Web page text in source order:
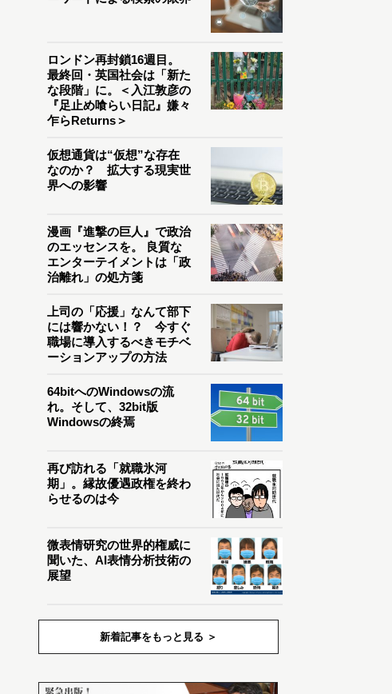
ロンドン再封鎖16週目。
最終回・英国社会は「新た
な段階」に。＜入江敦彦の
『足止め喰らい日記』嫌々
乍らReturns＞
仮想通貨は“仮想”な存在
なのか？ 拡大する現実世
界への影響
漫画『進撃の巨人』で政治
のエッセンスを。 良質な
エンターテイメントは「政
治離れ」の処方箋
上司の「応援」なんて部下
には響かない！？ 今すぐ
職場に導入するべきモチベ
ーションアップの方法
64bitへのWindowsの流
れ。そして、32bit版
Windowsの終焉
再び訪れる「就職氷河
期」。縁故優遇政権を終わ
らせるのは今
微表情研究の世界的権威に
聞いた、AI表情分析技術の
展望
新着記事をもっと見る